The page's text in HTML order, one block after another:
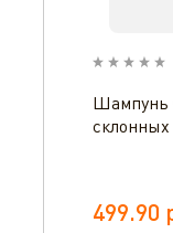
Шампунь
499.90